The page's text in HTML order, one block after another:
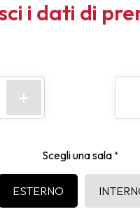
i dati di
+
Scegli una sala *
ESTERNO